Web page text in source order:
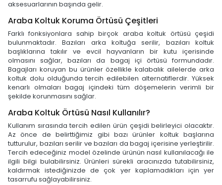
aksesuarlarının başında gelir.
Araba Koltuk Koruma Örtüsü Çeşitleri
Farklı fonksiyonlara sahip birçok araba koltuk örtüsü çeşidi
bulunmaktadır. Bazıları arka koltuğa serilir, bazıları koltuk
başlıklarına takılır ve evcil hayvanların bir kutu içerisinde
olmasını sağlar, bazıları da bagaj içi örtüsü formundadır.
Bagajları koruyan bu ürünler özellikle kalabalık ailelerde arka
koltuk dolu olduğunda tercih edilebilen alternatiflerdir. Yüksek
kenarlı olmaları bagaj içindeki tüm döşemelerin verimli bir
şekilde korunmasını sağlar.
Araba Koltuk Örtüsü Nasıl Kullanılır?
Kullanım sırasında tercih edilen ürün çeşidi belirleyici olacaktır.
Az önce de belirttiğimiz gibi bazı ürünler koltuk başlarına
tutturulur, bazıları serilir ve bazıları da bagaj içerisine yerleştirilir.
Tercih edeceğiniz model özelinde ürünün nasıl kullanılacağı ile
ilgili bilgi bulabilirsiniz. Ürünleri sürekli aracınızda tutabilirsiniz,
kaldırmak istediğinizde de çok yer kaplamadıkları için yer
tasarrufu sağlayabilirsiniz.